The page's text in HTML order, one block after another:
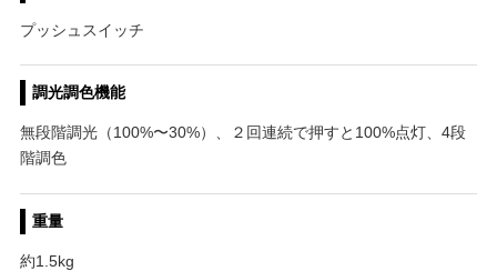
プッシュスイッチ
調光調色機能
無段階調光（100%〜30%）、２回連続で押すと100%点灯、4段
階調色
重量
約1.5kg